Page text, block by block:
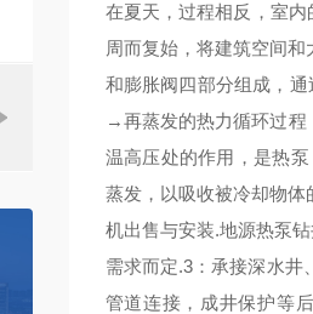
在夏天，过程相反，室
周而复始，将建筑空间
和膨胀阀四部分组成，
→再蒸发的热力循环过程
温高压处的作用，是热
蒸发，以吸收被冷却物
机出售与安装.地源热泵
需求而定.3：承接深水
管道连接，成井保护等